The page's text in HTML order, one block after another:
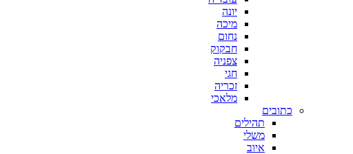
יונה
מיכה
נחום
חבקוק
צפניה
חגי
זכריה
מלאכי
כתובים
תהילים
משלי
איוב